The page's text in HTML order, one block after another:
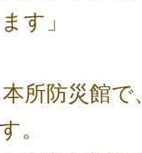
す」
所防災館で
。